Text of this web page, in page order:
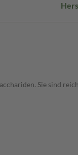
Sie sind